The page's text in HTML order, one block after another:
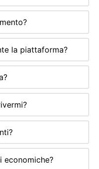
la piattaforma?
economiche?